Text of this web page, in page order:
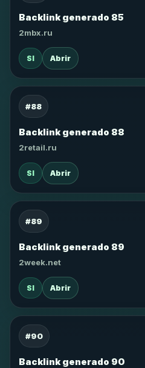
Backlink generado 85
2mbx.ru
SI Abrir
#88
Backlink generado 88
2retail.ru
SI Abrir
#89
Backlink generado 89
2week.net
SI Abrir
#90
Backlink generado 90